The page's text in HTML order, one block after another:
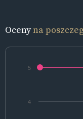
Ocenyna
4
5